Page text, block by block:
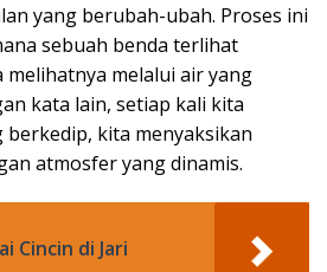
yang berubah-ubah. Proses ini
sebuah benda terlihat
melalui air yang
kata lain, setiap kali kita
kita menyaksikan
atmosfer yang dinamis.
Cincin di Jari